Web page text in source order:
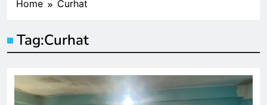
Home Curhat
Tag:Curhat